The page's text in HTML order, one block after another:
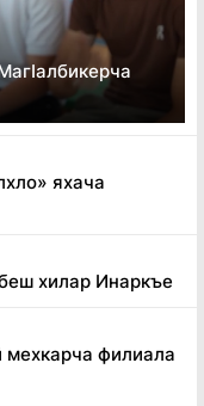
яхача
хилар Инаркъе
мехкарча филиала